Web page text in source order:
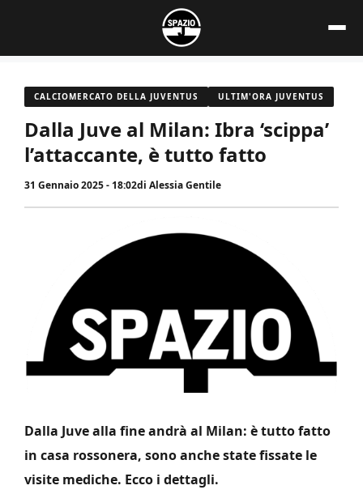
contenuto
CALCIOMERCATO DELLA JUVENTUS ULTIM'ORA JUVENTUS
Dalla Juve al Milan: Ibra ‘scippa’
l’attaccante, è tutto fatto
31 Gennaio 2025 - 18:02di Alessia Gentile
Dalla Juve alla fine andrà al Milan: è tutto fatto
in casa rossonera, sono anche state fissate le
visite mediche. Ecco i dettagli.